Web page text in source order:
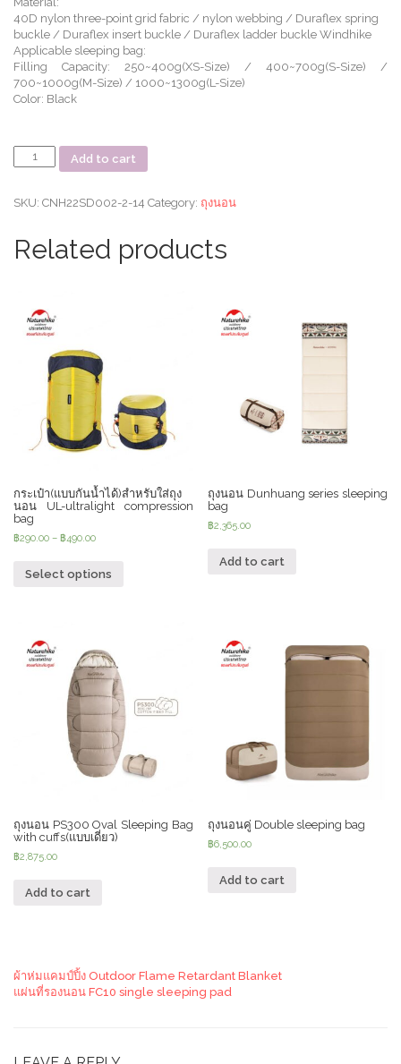
40D nylon three-point grid fabric / nylon webbing / Duraflex spring
buckle / Duraflex insert buckle / Duraflex ladder buckle Windhike
Applicable sleeping bag:
Filling Capacity: 250~400g(XS-Size) / 400~700g(S-Size) /
700~1000g(M-Size) / 1000~1300g(L-Size)
Color: Black
ใส่
นอน
Bag
Add to cart
SKU: CNH22SD002-2-14 Category: ถุงนอน
Related products
กระเป๋า(แบบกันน้ำได้)สำหรับใส่ถุง
นอน UL-ultralight compression
bag
฿290.00 – ฿490.00
Select options
ถุงนอน Dunhuang series sleeping
bag
฿2,365.00
Add to cart
ถุงนอน PS300 Oval Sleeping Bag
with cuffs(แบบเดี่ยว)
฿2,875.00
Add to cart
ถุงนอนคู่ Double sleeping bag
฿6,500.00
Add to cart
ผ้าห่มแคมป์ปิ้ง Outdoor Flame Retardant Blanket
แผ่นที่รองนอน FC10 single sleeping pad